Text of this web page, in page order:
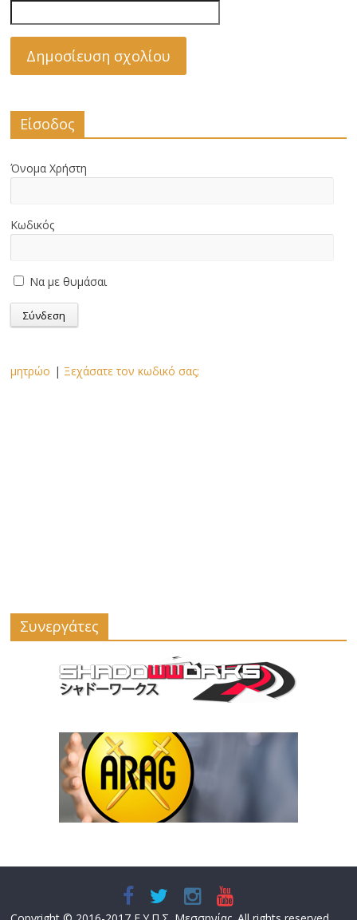
Είσοδος
Όνομα Χρήστη
Κωδικός
Να με θυμάσαι
μητρώο | Ξεχάσατε τον κωδικό σας;
Συνεργάτες